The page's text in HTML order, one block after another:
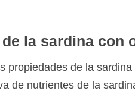
la sardina con
propiedades de la
de nutrientes de la